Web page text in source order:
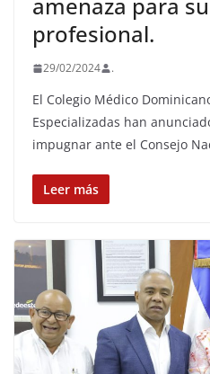
profesional.
29/02/2024 .
El Colegio Médico
Especializadas han
impugnar ante el Consejo
Leer más